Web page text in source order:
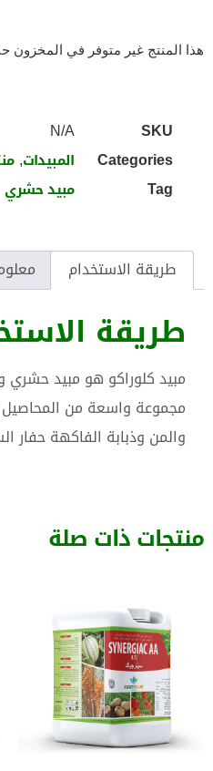
هذا المنتج غير متوفر في المخزون
SKU
N/A
Categories
المبيدات,
Tag مبيد حشري
طريقة الاستخدام
طريقة
مبيد كلوراكو هو مبيد
مجموعة واسعة من المحاصيل
والمن وذبابة الفاكهة حفار
منتجات ذات صلة